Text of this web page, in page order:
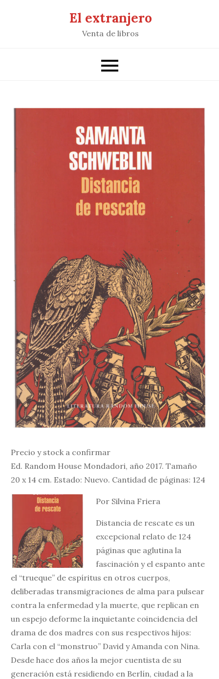
El extranjero
Venta de libros
Precio y stock a confirmar
Ed. Random House Mondadori, año 2017. Tamaño
20 x 14 cm. Estado: Nuevo. Cantidad de páginas: 124
Por Silvina Friera
Distancia de rescate es un
excepcional relato de 124
páginas que aglutina la
fascinación y el espanto ante
el “trueque” de espíritus en otros cuerpos,
deliberadas transmigraciones de alma para pulsear
contra la enfermedad y la muerte, que replican en
un espejo deforme la inquietante coincidencia del
drama de dos madres con sus respectivos hijos:
Carla con el “monstruo” David y Amanda con Nina.
Desde hace dos años la mejor cuentista de su
generación está residiendo en Berlín, ciudad a la